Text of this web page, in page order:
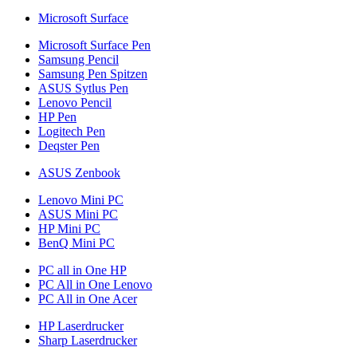
Microsoft Surface
Microsoft Surface Pen
Samsung Pencil
Samsung Pen Spitzen
ASUS Sytlus Pen
Lenovo Pencil
HP Pen
Logitech Pen
Deqster Pen
ASUS Zenbook
Lenovo Mini PC
ASUS Mini PC
HP Mini PC
BenQ Mini PC
PC all in One HP
PC All in One Lenovo
PC All in One Acer
HP Laserdrucker
Sharp Laserdrucker